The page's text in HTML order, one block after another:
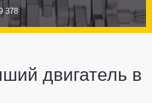
378
двигатель в